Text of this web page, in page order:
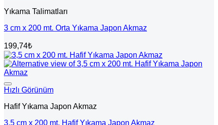
Yıkama Talimatları
3 cm x 200 mt. Orta Yıkama Japon Akmaz
199,74₺
Hızlı Görünüm
Hafif Yıkama Japon Akmaz
3,5 cm x 200 mt. Hafif Yıkama Japon Akmaz